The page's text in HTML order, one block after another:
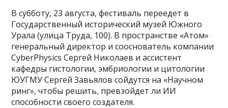
В субботу, 23 августа, фестиваль переедет в
Государственный исторический музей Южного
Урала (улица Труда, 100). В пространстве «Атом»
генеральный директор и сооснователь компании
CyberPhysics Сергей Николаев и ассистент
кафедры гистологии, эмбриологии и цитологии
ЮУГМУ Сергей Завьялов сойдутся на «Научном
ринг», чтобы решить, превзойдет ли ИИ
способности своего создателя.